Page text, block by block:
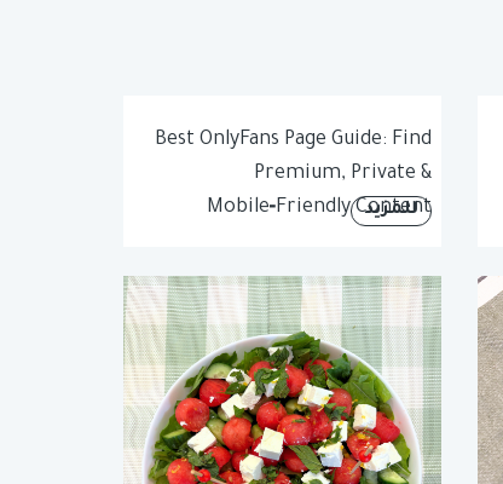
Best OnlyFans Page Guide: Find
Premium, Private &
Mobile‑Friendly Content
للمزيد